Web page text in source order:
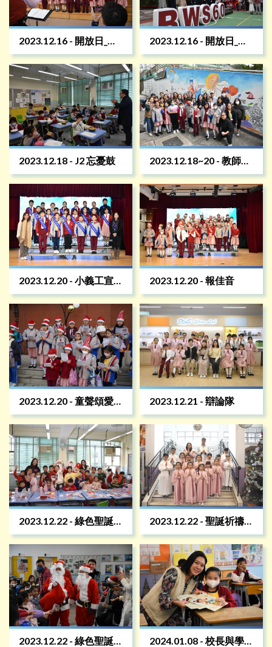
2023.12.16 - 開放日_華
星小舞台
2023.12.16 - 開放日_開
幕禮
2023.12.18 - J2 忘憂鼓
2023.12.18~20 - 教師與
家長和學生製作車路禪
繞壁畫
2023.12.20 - 小義工宣
誓
2023.12.20 - 報佳音
2023.12.20 - 童聲頌愛
報佳音
2023.12.21 - 辯論隊
2023.12.22 - 綠色聖誕
遊藝會 課室班照
2023.12.22 - 聖誕祈禱
禮
2023.12.22 - 綠色聖誕
2024.01.08 - 校長與學